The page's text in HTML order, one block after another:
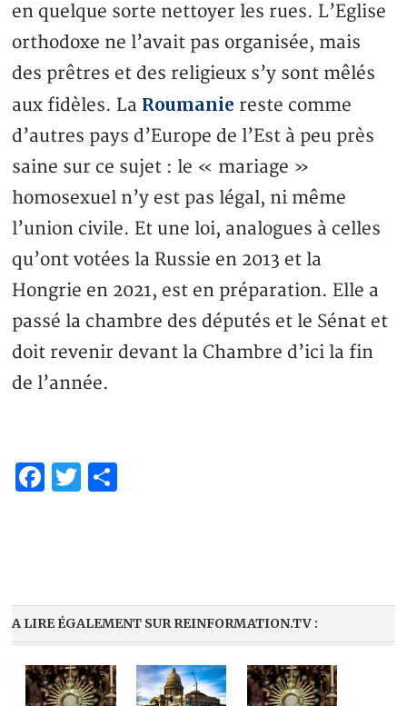
en quelque sorte nettoyer les rues. L’Eglise
orthodoxe ne l’avait pas organisée, mais
des prêtres et des religieux s’y sont mêlés
aux fidèles. La Roumanie reste comme
d’autres pays d’Europe de l’Est à peu près
saine sur ce sujet : le « mariage »
homosexuel n’y est pas légal, ni même
l’union civile. Et une loi, analogues à celles
qu’ont votées la Russie en 2013 et la
Hongrie en 2021, est en préparation. Elle a
passé la chambre des députés et le Sénat et
doit revenir devant la Chambre d’ici la fin
de l’année.
Facebook
Twitter
A LIRE ÉGALEMENT SUR REINFORMATION.TV :